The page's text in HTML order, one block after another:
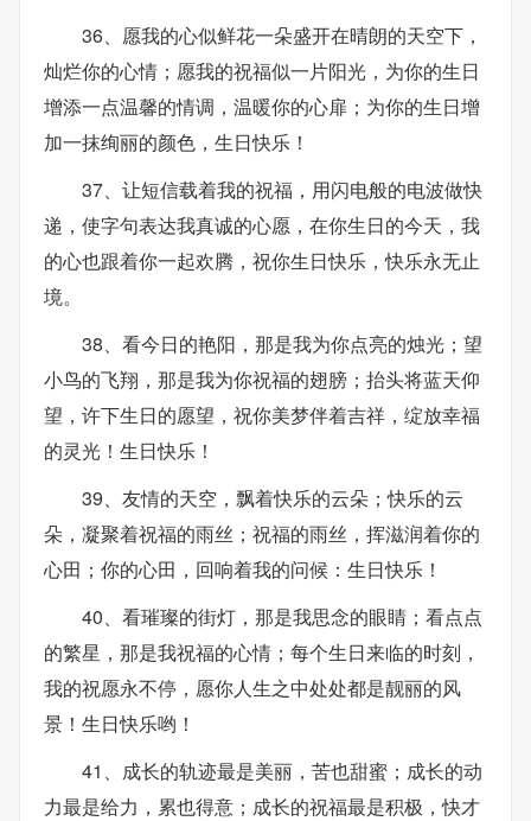
36、愿我的心似鲜花一朵盛开在晴朗的天空下，
灿烂你的心情；愿我的祝福似一片阳光，为你的生日
增添一点温馨的情调，温暖你的心扉；为你的生日增
加一抹绚丽的颜色，生日快乐！
37、让短信载着我的祝福，用闪电般的电波做快
递，使字句表达我真诚的心愿，在你生日的今天，我
的心也跟着你一起欢腾，祝你生日快乐，快乐永无止
境。
38、看今日的艳阳，那是我为你点亮的烛光；望
小鸟的飞翔，那是我为你祝福的翅膀；抬头将蓝天仰
望，许下生日的愿望，祝你美梦伴着吉祥，绽放幸福
的灵光！生日快乐！
39、友情的天空，飘着快乐的云朵；快乐的云
朵，凝聚着祝福的雨丝；祝福的雨丝，挥滋润着你的
心田；你的心田，回响着我的问候：生日快乐！
40、看璀璨的街灯，那是我思念的眼睛；看点点
的繁星，那是我祝福的心情；每个生日来临的时刻，
我的祝愿永不停，愿你人生之中处处都是靓丽的风
景！生日快乐哟！
41、成长的轨迹最是美丽，苦也甜蜜；成长的动
力最是给力，累也得意；成长的祝福最是积极，快才